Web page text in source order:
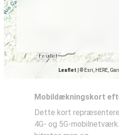
Leaflet © Esri, HERE,
Mobildækningskort
Dette kort repræsenterer
4G- og 5G-